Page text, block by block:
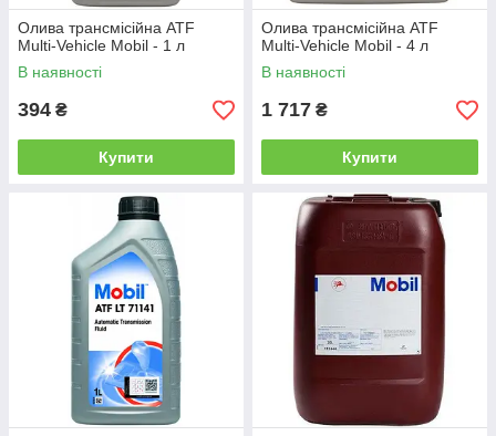
Олива трансмісійна ATF
Multi-Vehicle Mobil - 1 л
В наявності
394 ₴
Купити
Олива трансмісійна ATF
Multi-Vehicle Mobil - 4 л
В наявності
1 717 ₴
Купити